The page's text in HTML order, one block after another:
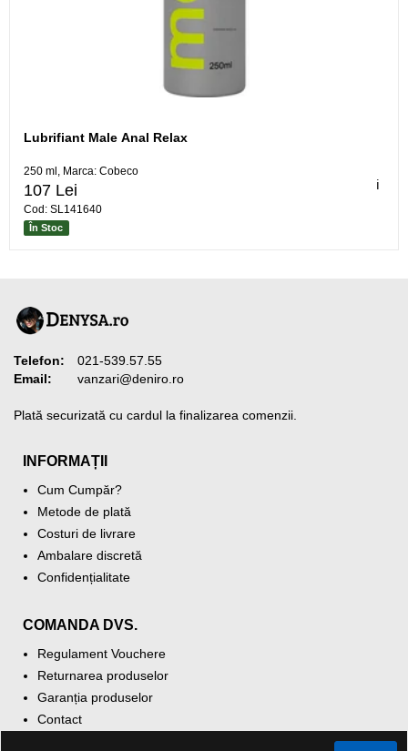
ℹ️
Lubrifiant Male Anal Relax
250 ml, Marca: Cobeco
107 Lei
Cod: SL141640
În Stoc
Telefon:
021-539.57.55
Email:
vanzari@deniro.ro
Plată securizată cu cardul la finalizarea comenzii.
INFORMAȚII
Cum Cumpăr?
Metode de plată
Costuri de livrare
Ambalare discretă
Confidențialitate
COMANDA DVS.
Regulament Vouchere
Returnarea produselor
Garanția produselor
Contact